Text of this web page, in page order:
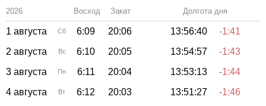
2026 Восход Закат Долгота дня
1 августа Сб 6:09 20:06 13:56:40
-1:41
2 августа
Вс 6:10 20:05 13:54:57
-1:43
3 августа
Пн 6:11 20:04 13:53:13
-1:44
4 августа
Вт 6:12 20:03 13:51:27
-1:46